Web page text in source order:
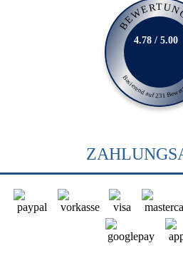
Basierend auf 231
4.78 / 5.00